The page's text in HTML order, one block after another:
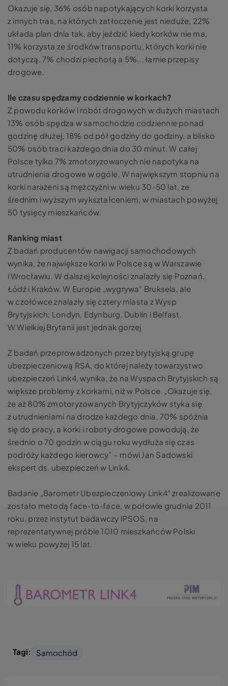
Okazuje się, 36% osób napotykających korki korzysta
z innych tras, na których zatłoczenie jest nieduże, 22%
układa plan dnia tak, aby jeździć kiedy korków nie ma,
11% korzysta ze środków transportu, których korki nie
dotyczą, 7% chodzi piechotą a 5%... łamie przepisy
drogowe.
Ile czasu spędzamy codziennie w korkach?
Z powodu korków i robót drogowych w dużych miastach
13% osób spędza w samochodzie codziennie ponad
godzinę dłużej, 18% od pół godziny do godziny, a blisko
50% osób traci każdego dnia do 30 minut. W całej
Polsce tylko 7% zmotoryzowanych nie napotyka na
utrudnienia drogowe w ogóle. W największym stopniu na
korki narażeni są mężczyźni w wieku 30-50 lat, ze
średnim i wyższym wykształceniem, w miastach powyżej
50 tysięcy mieszkańców.
Ranking miast
Z badań producentów nawigacji samochodowych
wynika, że największe korki w Polsce są w Warszawie
i Wrocławiu. W dalszej kolejności znalazły się Poznań,
Łódź i Kraków. W Europie „wygrywa” Bruksela, ale
w czołówce znalazły się cztery miasta z Wysp
Brytyjskich: Londyn, Edynburg, Dublin i Belfast.
W Wielkiej Brytanii jest jednak gorzej
Z badań przeprowadzonych przez brytyjską grupę
ubezpieczeniową RSA, do której należy towarzystwo
ubezpieczeń Link4, wynika, że na Wyspach Brytyjskich są
większe problemy z korkami, niż w Polsce. „Okazuje się,
że aż 80% zmotoryzowanych Brytyjczyków styka się
z utrudnieniami na drodze każdego dnia, 70% spóźnia
się do pracy, a korki i roboty drogowe powodują, że
średnio o 70 godzin w ciągu roku wydłuża się czas
podróży każdego kierowcy” – mówi Jan Sadowski
ekspert ds. ubezpieczeń w Link4.
Badanie „Barometr Ubezpieczeniowy Link4” zrealizowane
zostało metodą face-to-face, w połowie grudnia 2011
roku, przez instytut badawczy IPSOS, na
reprezentatywnej próbie 1010 mieszkańców Polski
w wieku powyżej 15 lat.
Tagi: Samochód